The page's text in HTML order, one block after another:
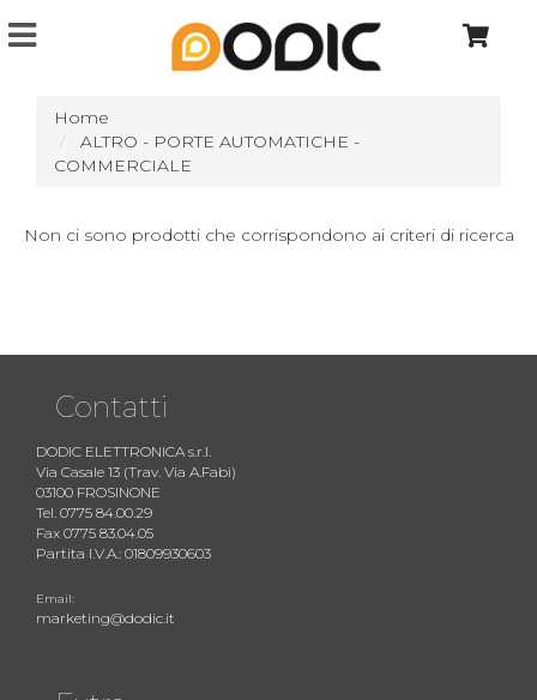
Home
ALTRO - PORTE AUTOMATICHE -
COMMERCIALE
Non ci sono prodotti che corrispondono ai criteri di ricerca
Contatti
DODIC ELETTRONICA s.r.l.
Via Casale 13 (Trav. Via A.Fabi)
03100 FROSINONE
Tel. 0775 84.00.29
Fax 0775 83.04.05
Partita I.V.A.: 01809930603
Email:
marketing@dodic.it